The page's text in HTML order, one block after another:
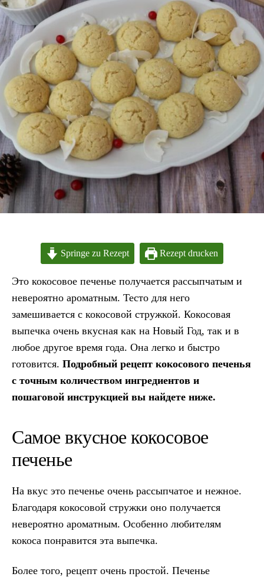
Springe zu Rezept Rezept drucken
Это кокосовое печенье получается рассыпчатым и
невероятно ароматным. Тесто для него
замешивается с кокосовой стружкой. Кокосовая
выпечка очень вкусная как на Новый Год, так и в
любое другое время года. Она легко и быстро
готовится. Подробный рецепт кокосового печенья
с точным количеством ингредиентов и
пошаговой инструкцией вы найдете ниже.
Самое вкусное кокосовое
печенье
На вкус это печенье очень рассыпчатое и нежное.
Благодаря кокосовой стружки оно получается
невероятно ароматным. Особенно любителям
кокоса понравится эта выпечка.
Более того, рецепт очень простой. Печенье